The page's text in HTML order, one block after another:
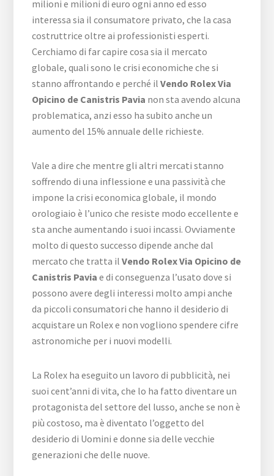
milioni e milioni di euro ogni anno ed esso
interessa sia il consumatore privato, che la casa
costruttrice oltre ai professionisti esperti.
Cerchiamo di far capire cosa sia il mercato
globale, quali sono le crisi economiche che si
stanno affrontando e perché ilVendo Rolex Via
Opicino de Canistris Pavia non sta avendo alcuna
problematica, anzi esso ha subito anche un
aumento del 15% annuale delle richieste.
Vale a dire che mentre gli altri mercati stanno
soffrendo di una inflessione e una passività che
impone la crisi economica globale, il mondo
orologiaio è l’unico che resiste modo eccellente e
sta anche aumentando i suoi incassi. Ovviamente
molto di questo successo dipende anche dal
mercato che tratta ilVendo Rolex Via Opicino de
Canistris Pavia e di conseguenza l’usato dove si
possono avere degli interessi molto ampi anche
da piccoli consumatori che hanno il desiderio di
acquistare un Rolex e non vogliono spendere cifre
astronomiche per i nuovi modelli.
La Rolex ha eseguito un lavoro di pubblicità, nei
suoi cent’anni di vita, che lo ha fatto diventare un
protagonista del settore del lusso, anche se non è
più costoso, ma è diventato l’oggetto del
desiderio di Uomini e donne sia delle vecchie
generazioni che delle nuove.